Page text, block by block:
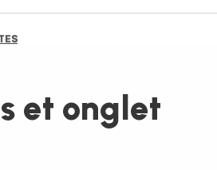
et onglet